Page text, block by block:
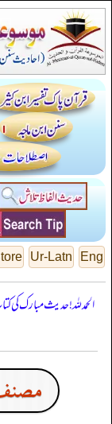
Eng
Ur-Latn
الحمدللہ! حدیث مبارک کی